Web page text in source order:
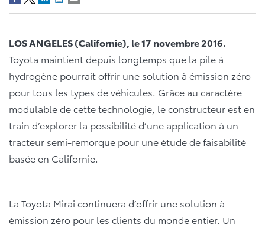
LOS ANGELES (Californie), le 17 novembre 2016.–
Toyota maintient depuis longtemps que la pile à
hydrogène pourrait offrir une solution à émission zéro
pour tous les types de véhicules. Grâce au caractère
modulable de cette technologie, le constructeur est en
train d’explorer la possibilité d’une application à un
tracteur semi-remorque pour une étude de faisabilité
basée en Californie.
La Toyota Mirai continuera d’offrir une solution à
émission zéro pour les clients du monde entier. Un